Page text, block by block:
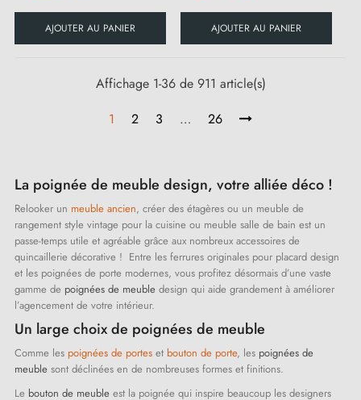
AJOUTER AU PANIER AJOUTER AU PANIER
Affichage 1-36 de 911 article(s)
1
2 3 … 26
La poignée de meuble design, votre alliée déco !
Relooker un meuble ancien, créer des étagères ou un meuble de
rangement style vintage pour la cuisine ou meuble salle de bain est un
passe-temps utile et agréable grâce aux nombreux accessoires de
quincaillerie décorative ! Entre les ferrures originales pour placard design
et les poignées de porte modernes, vous profitez désormais d’une vaste
gamme de poignées de meuble design qui aide grandement à améliorer
l’agencement de votre intérieur.
Un large choix de poignées de meuble
Comme les poignées de portes et bouton de porte, les poignées de
meuble sont déclinées en de nombreuses formes et finitions.
Le bouton de meuble est la poignée qui inspire beaucoup les designers